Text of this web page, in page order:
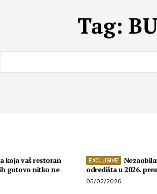
Tag:
koja vaš restoran
gotovo nitko ne
odredišta u 2026.
05/02/2026